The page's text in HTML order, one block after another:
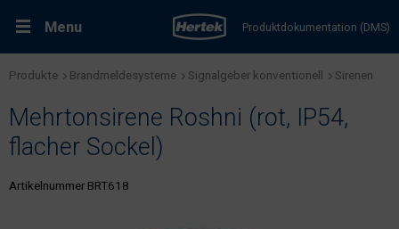
Menu
Lösungen
Produkte
Kundenservice & Dienstleistungen
Produktdokumentation (DMS)
RMA-Formular
Produkte Brandmeldesysteme Signalgeber konventionell Sirenen
Mehrtonsirene Roshni (rot, IP54,
flacher Sockel)
Artikelnummer BRT618